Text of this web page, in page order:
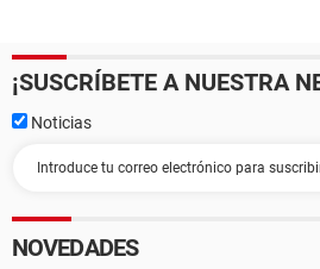
¡SUSCRÍBETE A NUESTRA
Noticias
NOVEDADES